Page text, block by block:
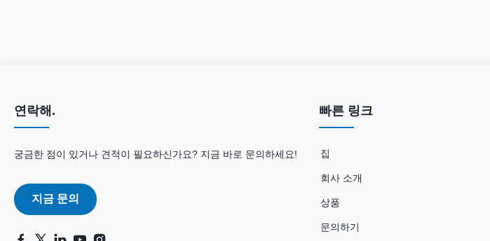
연락해.
궁금한 점이 있거나 견적이 필요하신가요? 지금 바로 문의하세요!
지금 문의
빠른 링크
집
회사 소개
상품
문의하기